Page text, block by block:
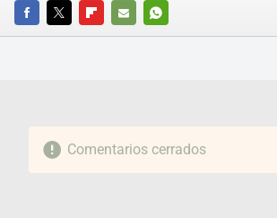
FACEBOOKTWITTERFLIPBOARD
E-
WHATSAPP
Comentarios cerrados